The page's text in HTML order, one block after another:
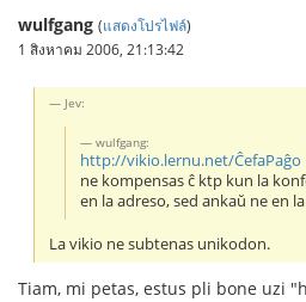
wulfgang (แสดงโปรไฟล์)
1 สิงหาคม 2006, 21:13:42
Jev:
wulfgang:
http://vikio.lernu.net/ĈefaPaĝo
ne kompensas ĉ ktp kun la
en la adreso, sed ankaŭ ne en
La vikio ne subtenas unikodon.
Tiam, mi petas, estus pli bone uzi